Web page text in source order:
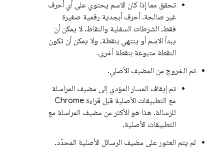
تحقق مما إذا كان الاسم يحتوي على أي أحرف
غير صالحة. أحرف أبجدية رقمية صغيرة
فقط، الشرطات السفلية والنقاط. لا يمكن أن
يبدأ الاسم أو ينتهي بنقطة، ولا يمكن أن تكون
النقطة متبوعة بنقطة أخرى.
تم الخروج من المضيف الأصلي.
تم إيقاف المسار المؤدي إلى مضيف المراسلة
مع التطبيقات الأصلية قبل قراءة Chrome
للرسالة. هذا هو الأكثر من مضيف المراسلة مع
التطبيقات الأصلية.
لم يتم العثور على مضيف الرسائل الأصلية المحدّد.